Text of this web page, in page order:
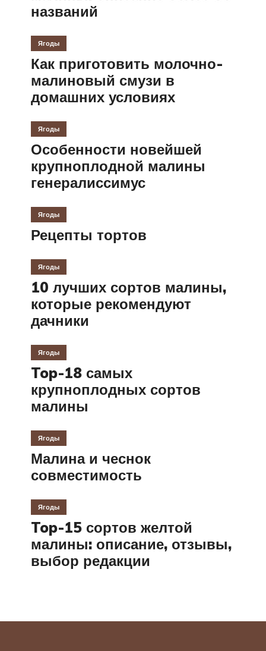
названий
Ягоды
Как приготовить молочно-
малиновый смузи в
домашних условиях
Ягоды
Особенности новейшей
крупноплодной малины
генералиссимус
Ягоды
Рецепты тортов
Ягоды
10 лучших сортов малины,
которые рекомендуют
дачники
Ягоды
Top-18 самых
крупноплодных сортов
малины
Ягоды
Малина и чеснок
совместимость
Ягоды
Top-15 сортов желтой
малины: описание, отзывы,
выбор редакции